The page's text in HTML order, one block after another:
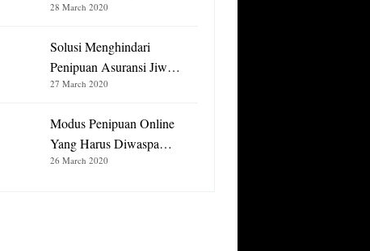
28 March 2020
Solusi Menghindari
Penipuan Asuransi Jiw…
27 March 2020
Modus Penipuan Online
Yang Harus Diwaspa…
26 March 2020